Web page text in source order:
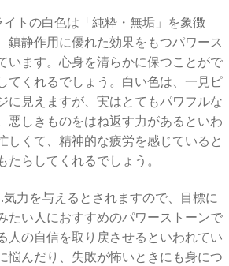
トの白色は「純粋・無垢」を象徴
鎮静作用に優れた効果をもつパワース
います。心身を清らかに保つことがで
てくれるでしょう。白い色は、一見ピ
に見えますが、実はとてもパワフルな
悪しきものをはね返す力があるといわ
しくて、精神的な疲労を感じていると
たらしてくれるでしょう。
力を与えるとされますので、目標に
たい人におすすめのパワーストーンで
人の自信を取り戻させるといわれてい
悩んだり、失敗が怖いときにも身につ